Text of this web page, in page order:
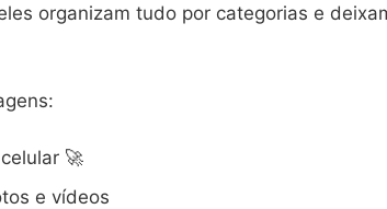
organizam tudo por categorias e
🚀
e vídeos